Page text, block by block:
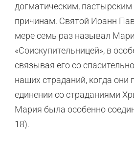
догматическим,
причинам. Святой Иоанн
мере семь раз называл
«Соискупительницей», в
связывая его со
наших страданий, когда они
единении со страданиями
Мария была особенно
18).